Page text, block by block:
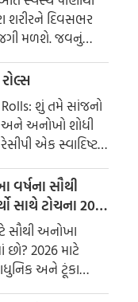
શરીરને દિવસભર
મળશે. જવનું
ઘરેલું ઉપાય
છે, જે ખાસ કરીને
આપે છે
શું તમે સાંજનો
અને અનોખો શોધી
એક સ્વાદિષ્ટ
બહારથી ક્રિસ્પી
નરમ છે. મસાલા
સંપૂર્ણ મિશ્રણ
લોકોમાં પ્રિય
વર્ષના સૌથી
સાથે ટોચના 20
સૌથી અનોખા
છો? 2026 માટે
અને ટૂંકા
નામોની યાદી